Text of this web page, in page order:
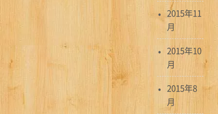
2015年11
月
2015年10
月
2015年8
月